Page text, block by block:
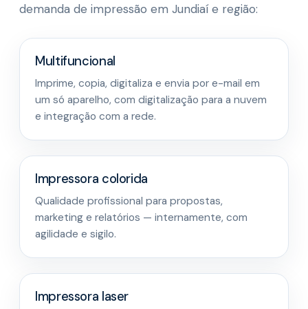
demanda de impressão em Jundiaí e região:
Multifuncional
Imprime, copia, digitaliza e envia por e-mail em
um só aparelho, com digitalização para a nuvem
e integração com a rede.
Impressora colorida
Qualidade profissional para propostas,
marketing e relatórios — internamente, com
agilidade e sigilo.
Impressora laser